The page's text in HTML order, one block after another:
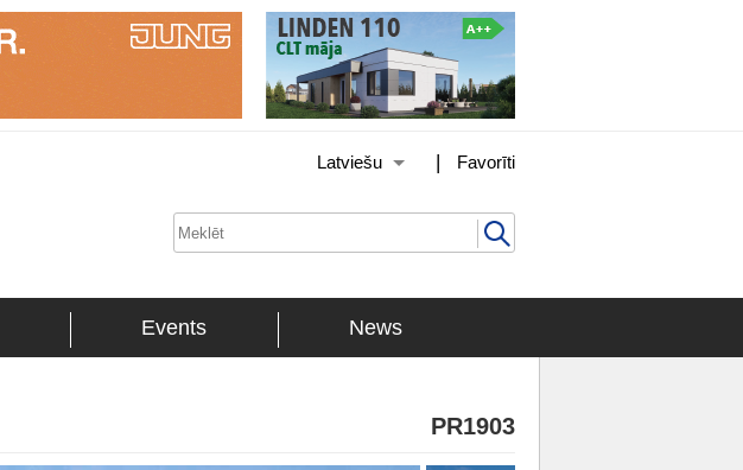
Favorīti
|
Latviešu
Events News
PR1903